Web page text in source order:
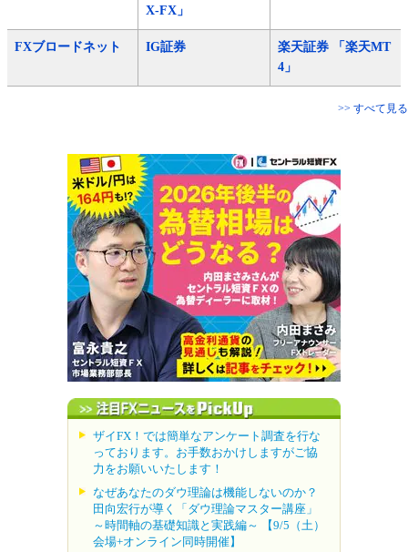
X-FX」
FXブロードネット IG証券
楽天証券 「楽天MT
4」
>> すべて見る
ザイFX！では簡単なアンケート調査を行な
っております。お手数おかけしますがご協
力をお願いいたします！
なぜあなたのダウ理論は機能しないのか？
田向宏行が導く「ダウ理論マスター講座」
～時間軸の基礎知識と実践編～ 【9/5（土）
会場+オンライン同時開催】